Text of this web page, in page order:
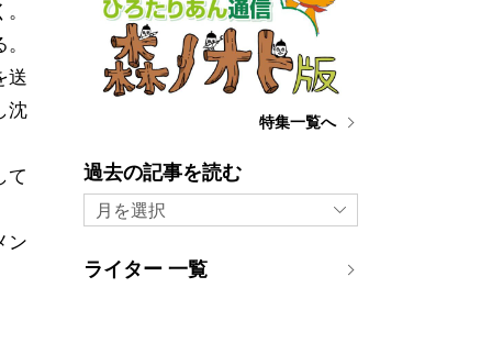
送
沈
て
ン
特集一覧へ
過去の記事を読む
月を選択
ライター 一覧